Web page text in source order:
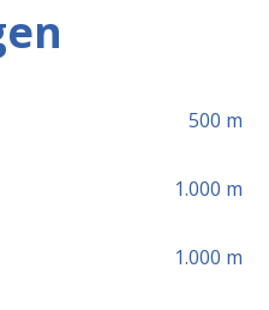
500 m
1.000 m
1.000 m